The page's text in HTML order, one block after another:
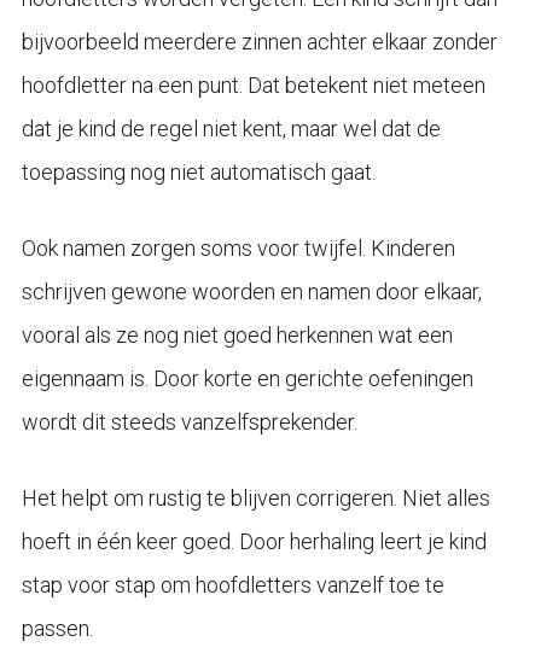
bijvoorbeeld meerdere zinnen achter elkaar zonder
hoofdletter na een punt. Dat betekent niet meteen
dat je kind de regel niet kent, maar wel dat de
toepassing nog niet automatisch gaat.
Ook namen zorgen soms voor twijfel. Kinderen
schrijven gewone woorden en namen door elkaar,
vooral als ze nog niet goed herkennen wat een
eigennaam is. Door korte en gerichte oefeningen
wordt dit steeds vanzelfsprekender.
Het helpt om rustig te blijven corrigeren. Niet alles
hoeft in één keer goed. Door herhaling leert je kind
stap voor stap om hoofdletters vanzelf toe te
passen.